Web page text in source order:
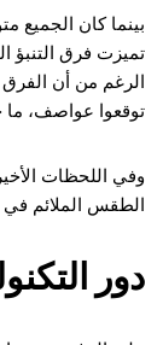
بينما كان الجميع
تميزت فرق التنبؤ
الرغم من أن الفرق
توقعوا عواصف، ما
وفي اللحظات
الطقس الملائم في
دور